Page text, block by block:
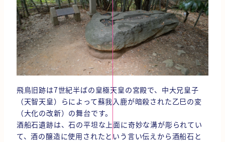
飛鳥旧跡は7世紀半ばの皇極天皇の宮殿で、中大兄皇子
（天智天皇）らによって蘇我入鹿が暗殺された乙巳の変
（大化の改新）の舞台です。
酒船石遺跡は、石の平坦な上面に奇妙な溝が彫られてい
て、酒の醸造に使用されたという言い伝えから酒船石と